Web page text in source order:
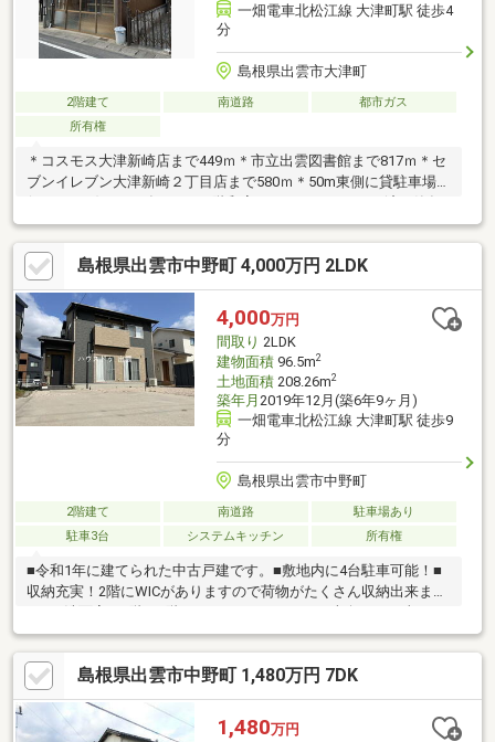
一畑電車北松江線 大津町駅 徒歩4
分
島根県出雲市大津町
2階建て 南道路
都市ガス
所有権
＊コスモス大津新崎店まで449ｍ＊市立出雲図書館まで817ｍ＊セ
ブンイレブン大津新崎２丁目店まで580ｍ＊50m東側に貸駐車場有
月不詳。記入してあるのは固定資産課税台帳の築年数を基に記入
してあります。
島根県出雲市中野町 4,000万円 2LDK
4,000万円
間取り 2LDK
建物面積96.5m2
土地面積208.26m2
築年月 2019年12月(築6年9ヶ月)
一畑電車北松江線 大津町駅 徒歩9
分
島根県出雲市中野町
2階建て 南道路
駐車場あり
駐車3台
システムキッチン 所有権
■令和1年に建てられた中古戸建です。■敷地内に4台駐車可能！■
収納充実！2階にWICがありますので荷物がたくさん収納出来ま
良好で明るい室内。21帖以上でソファやダイニングテーブルを置
いてもゆったりの広さ！■トイレ2か所！感染症対策にもおすすめ
の間取り！■グッディー 北部店まで約684ｍでお買い物にも便利な
立地！■島根県立中央病院まで約1813ｍで緊急の時にも安心な立
地ですね！
島根県出雲市中野町 1,480万円 7DK
1,480万円